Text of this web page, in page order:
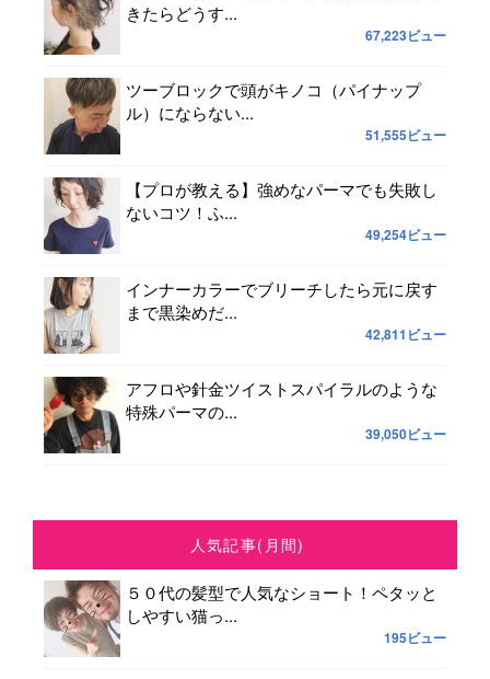
きたらどうす...
67,223ビュー
ツーブロックで頭がキノコ（パイナップ
ル）にならない...
51,555ビュー
【プロが教える】強めなパーマでも失敗し
ないコツ！ふ...
49,254ビュー
インナーカラーでブリーチしたら元に戻す
まで黒染めだ...
42,811ビュー
アフロや針金ツイストスパイラルのような
特殊パーマの...
39,050ビュー
人気記事(月間)
５０代の髪型で人気なショート！ペタッと
しやすい猫っ...
195ビュー